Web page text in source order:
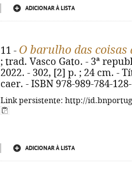
ADICIONAR À LISTA
11 - O barulho das coisas
; trad. Vasco Gato. - 3ª
2022. - 302, [2] p. ; 24 cm. -
caer. - ISBN 978-989-784-
Link persistente: http://
ADICIONAR À LISTA